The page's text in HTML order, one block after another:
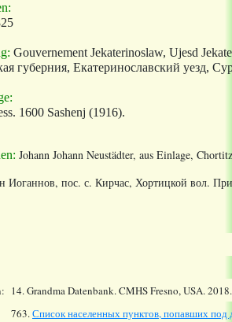
Gouvernement Jekaterinoslaw, Ujesd
губерния, Екатеринославский уезд,
1600 Sashenj (1916).
Johann Johann Neustädter, aus Einlage,
Иоганнов, пос. с. Кирчас, Хортицкой вол.
14.Grandma Datenbank. CMHS Fresno, USA.
763.Список населенных пунктов, попавших под